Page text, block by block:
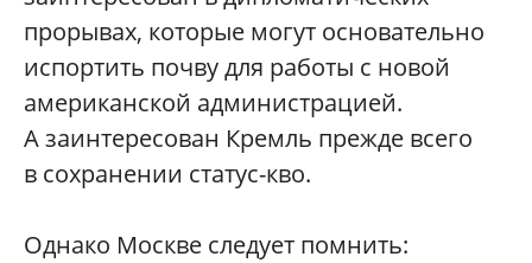
прорывах, которые могут основательно
испортить почву для работы с новой
американской администрацией.
А заинтересован Кремль прежде всего
в сохранении статус-кво.
Однако Москве следует помнить: